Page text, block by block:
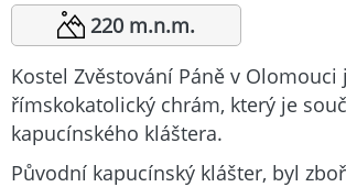
220 m.n.m.
Kostel Zvěstování Páně v Olomouci
římskokatolický chrám, který je
kapucínského kláštera.
Původní kapucínský klášter, byl